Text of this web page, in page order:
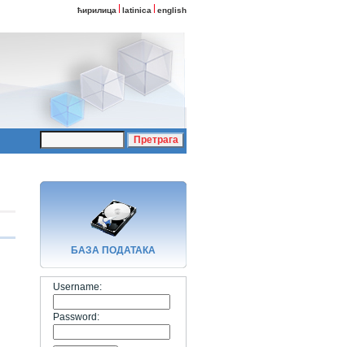
ћирилица latinica english
БАЗA ПОДАТАКА
Username:
Password: